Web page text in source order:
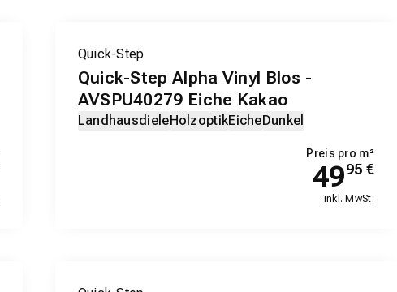
Quick-Step
Quick-Step Alpha Vinyl Blos -
AVSPU40279 Eiche Kakao
LandhausdieleHolzoptikEicheDunkel
Preis pro m²
4995 €
inkl. MwSt.